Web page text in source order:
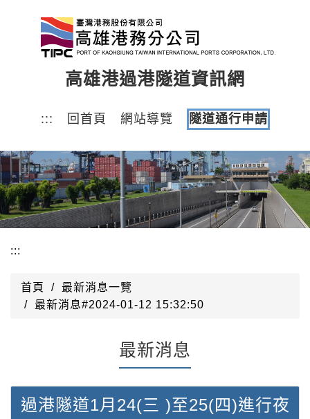
高雄港過港隧道資訊網
::: 回首頁 網站導覽 隧道通行申請
:::
首頁
最新消息一覽
最新消息#2024-01-12 15:32:50
最新消息
過港隧道1月24(三 )至25(四)進行夜